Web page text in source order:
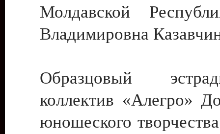
Молдавской
Владимировна
Образцовый
коллектив «Алегро»
юношеского